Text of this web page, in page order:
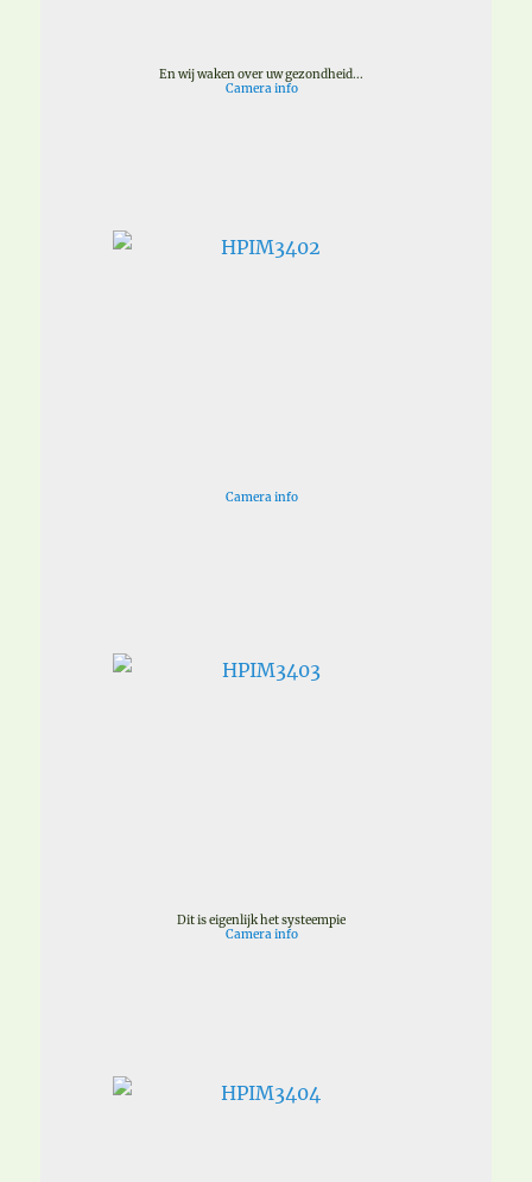
En wij waken over uw gezondheid...
Camera info
Camera info
Dit is eigenlijk het systeempie
Camera info